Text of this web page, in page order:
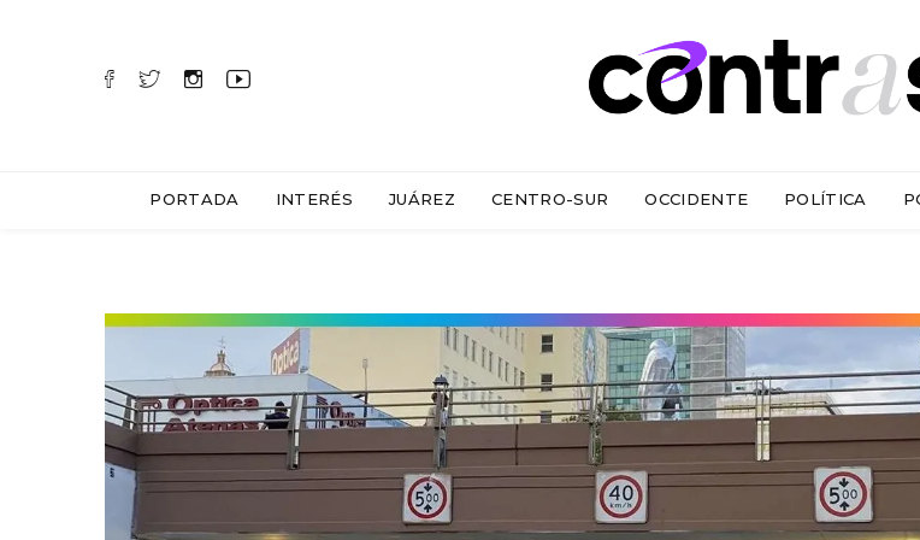
PORTADA INTERÉS JUÁREZ CENTRO-SUR OCCIDENTE POLÍTICA